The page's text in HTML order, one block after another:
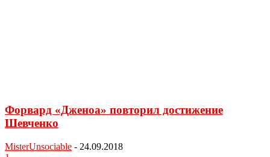
Форвард «Дженоа» повторил достижение
Шевченко
MisterUnsociable - 24.09.2018